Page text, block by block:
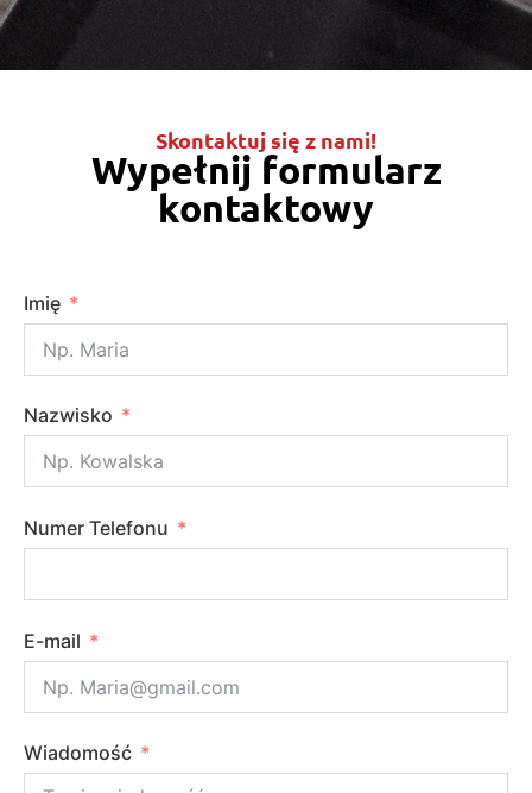
Skontaktuj się z nami!
Wypełnij formularz
kontaktowy
Imię
Nazwisko
Numer Telefonu
E-mail
Wiadomość